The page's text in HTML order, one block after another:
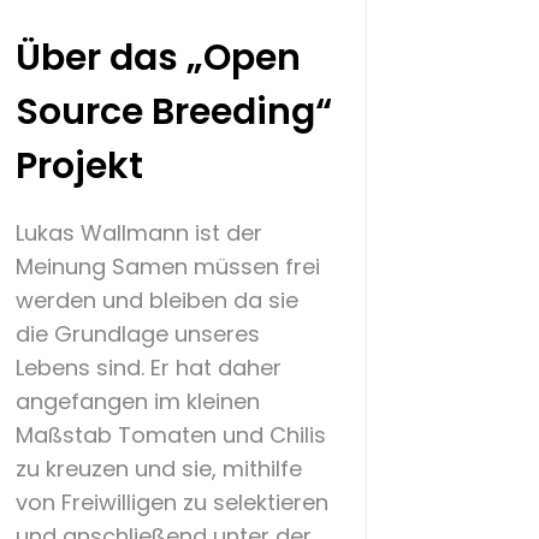
Über das „Open
Source Breeding“
Projekt
Lukas Wallmann ist der
Meinung Samen müssen frei
werden und bleiben da sie
die Grundlage unseres
Lebens sind. Er hat daher
angefangen im kleinen
Maßstab Tomaten und Chilis
zu kreuzen und sie, mithilfe
von Freiwilligen zu selektieren